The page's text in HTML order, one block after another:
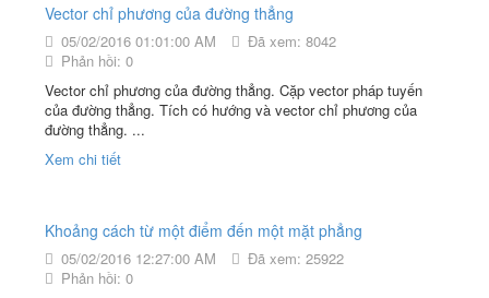
Vector chỉ phương của đường thẳng
05/02/2016 01:01:00 AM
Đã xem: 8042
Phản hồi: 0
Vector chỉ phương của đường thẳng. Cặp vector pháp tuyến
của đường thẳng. Tích có hướng và vector chỉ phương của
đường thẳng. ...
Xem chi tiết
Khoảng cách từ một điểm đến một mặt phẳng
05/02/2016 12:27:00 AM
Đã xem: 25922
Phản hồi: 0